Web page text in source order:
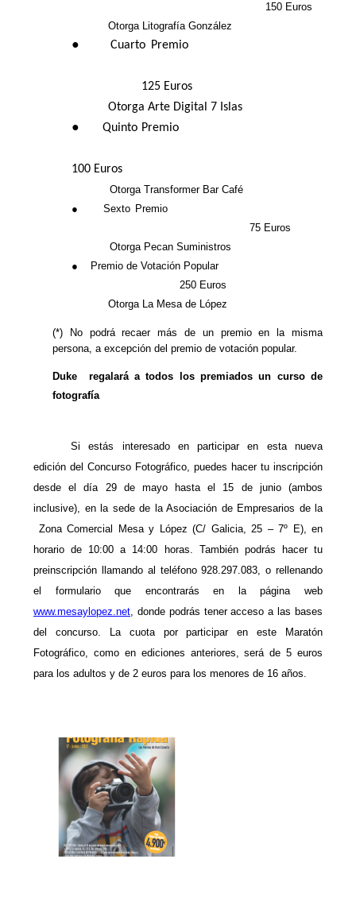
150 Euros
Otorga Litografía González
● Cuarto Premio
125 Euros
Otorga Arte Digital 7 Islas
● Quinto Premio
100 Euros
Otorga Transformer Bar Café
●
Sexto Premio
75 Euros
Otorga Pecan Suministros
●
Premio de Votación Popular
250 Euros
Otorga La Mesa de López
(*) No podrá recaer más de un premio en la misma
persona, a excepción del premio de votación popular.
Duke
regalará a todos los premiados un curso de
fotografía
Si estás interesado en participar en esta nueva
edición del Concurso Fotográfico, puedes hacer tu inscripción
desde el día 29 de mayo hasta el 15 de junio
(ambos
inclusive), en la sede de la Asociación de Empresarios de la
Zona Comercial Mesa y López (C/ Galicia, 25 – 7º E), en
horario de 10:00 a 14:00 horas. También podrás hacer tu
preinscripción llamando al teléfono 928.297.083, o rellenando
el formulario que encontrarás en la página web
www.mesaylopez.net, donde podrás tener acceso a las bases
del concurso. La cuota por participar en este Maratón
Fotográfico, como en ediciones anteriores, será de 5 euros
para los adultos y de 2 euros para los menores de 16 años.